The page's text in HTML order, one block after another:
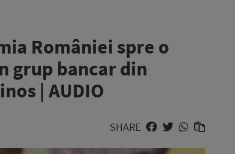
României spre o
grup bancar din
| AUDIO
SHARE